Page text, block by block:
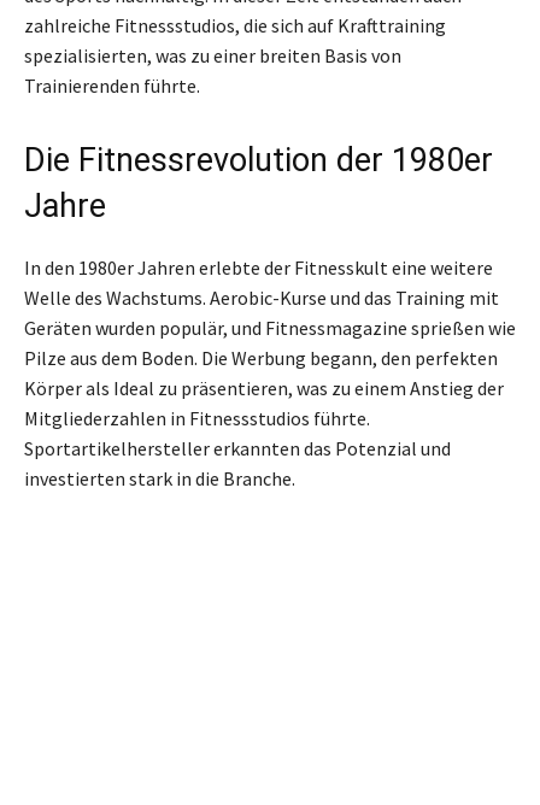
zahlreiche Fitnessstudios, die sich auf Krafttraining
spezialisierten, was zu einer breiten Basis von
Trainierenden führte.
Die Fitnessrevolution der 1980er
Jahre
In den 1980er Jahren erlebte der Fitnesskult eine weitere
Welle des Wachstums. Aerobic-Kurse und das Training mit
Geräten wurden populär, und Fitnessmagazine sprießen wie
Pilze aus dem Boden. Die Werbung begann, den perfekten
Körper als Ideal zu präsentieren, was zu einem Anstieg der
Mitgliederzahlen in Fitnessstudios führte.
Sportartikelhersteller erkannten das Potenzial und
investierten stark in die Branche.